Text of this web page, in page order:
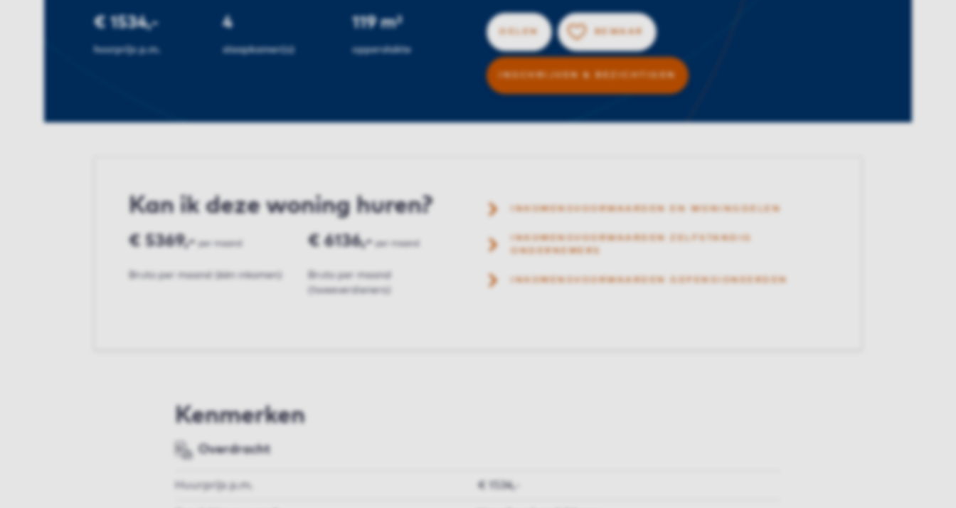
€ 1534,-
huurprijs p.m.
4
slaapkamer(s)
119 m²
oppervlakte
INSCHRIJVEN & BEZICHTIGEN
Kan ik deze woning huren?
€ 5369,- per maand
Bruto per maand (één inkomen)
€ 6136,- per maand
Bruto per maand
(tweeverdieners)
INKOMENSVOORWAARDEN EN WONINGDELEN
INKOMENSVOORWAARDEN ZELFSTANDIG
ONDERNEMERS
INKOMENSVOORWAARDEN GEPENSIONEERDEN
Kenmerken
Overdracht
Huurprijs p.m. € 1534,-